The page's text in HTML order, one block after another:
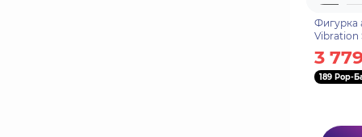
Фигурка
Vibration
3
189 Pop-